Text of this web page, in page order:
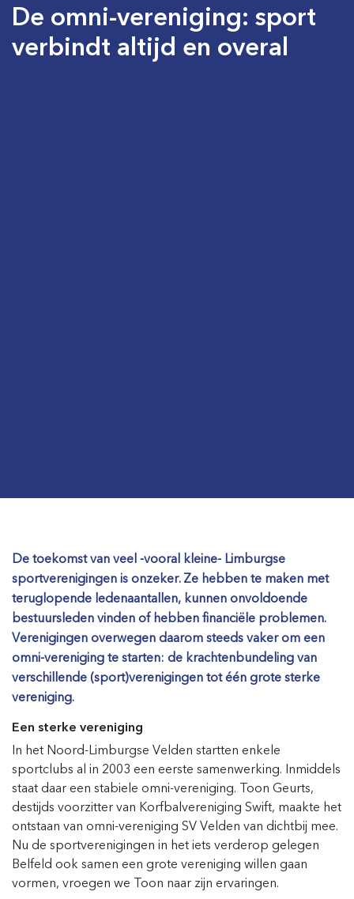
De omni-vereniging: sport
verbindt altijd en overal
De toekomst van veel -vooral kleine- Limburgse
sportverenigingen is onzeker. Ze hebben te maken met
teruglopende ledenaantallen, kunnen onvoldoende
bestuursleden vinden of hebben financiële problemen.
Verenigingen overwegen daarom steeds vaker om een
omni-vereniging te starten: de krachtenbundeling van
verschillende (sport)verenigingen tot één grote sterke
vereniging.
Een sterke vereniging
In het Noord-Limburgse Velden startten enkele
sportclubs al in 2003 een eerste samenwerking. Inmiddels
staat daar een stabiele omni-vereniging. Toon Geurts,
destijds voorzitter van Korfbalvereniging Swift, maakte het
ontstaan van omni-vereniging SV Velden van dichtbij mee.
Nu de sportverenigingen in het iets verderop gelegen
Belfeld ook samen een grote vereniging willen gaan
vormen, vroegen we Toon naar zijn ervaringen.